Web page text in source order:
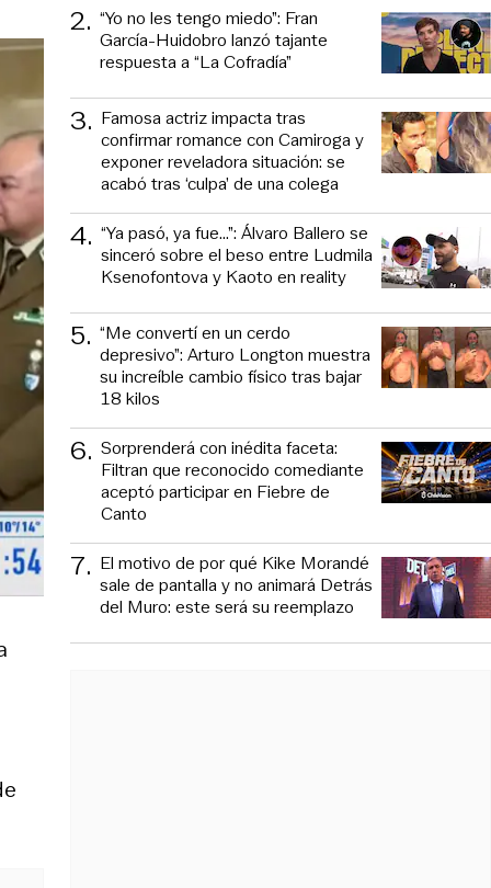
2. “Yo no les tengo miedo”: Fran
García-Huidobro lanzó tajante
respuesta a “La Cofradía”
3. Famosa actriz impacta tras
confirmar romance con Camiroga y
exponer reveladora situación: se
acabó tras ‘culpa’ de una colega
4. “Ya pasó, ya fue...”: Álvaro Ballero se
sinceró sobre el beso entre Ludmila
Ksenofontova y Kaoto en reality
5. “Me convertí en un cerdo
depresivo”: Arturo Longton muestra
su increíble cambio físico tras bajar
18 kilos
6. Sorprenderá con inédita faceta:
Filtran que reconocido comediante
aceptó participar en Fiebre de
Canto
7. El motivo de por qué Kike Morandé
sale de pantalla y no animará Detrás
del Muro: este será su reemplazo